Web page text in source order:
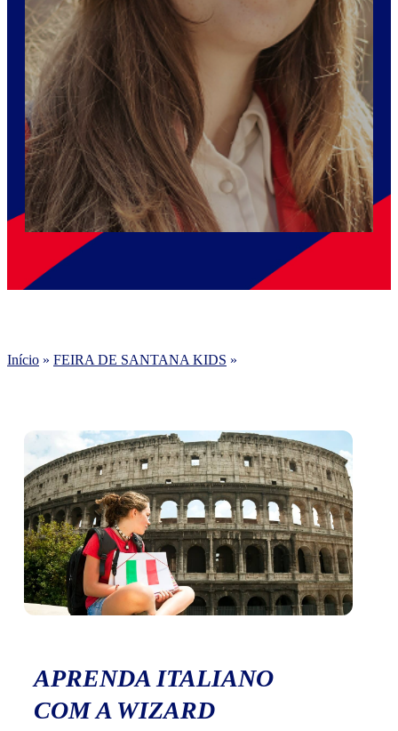
Início » FEIRA DE SANTANA KIDS »
APRENDA ITALIANO
COM A WIZARD